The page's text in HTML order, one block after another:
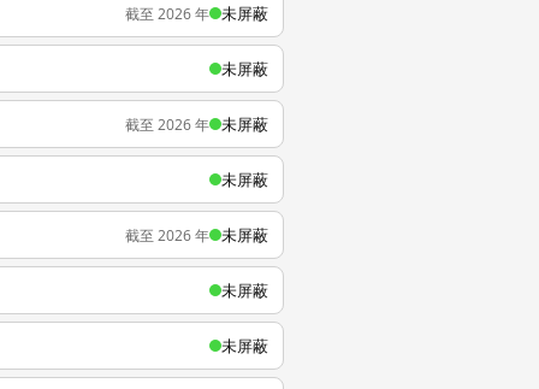
截至 2026 年 未屏蔽
未屏蔽
截至 2026 年 未屏蔽
未屏蔽
截至 2026 年 未屏蔽
未屏蔽
未屏蔽